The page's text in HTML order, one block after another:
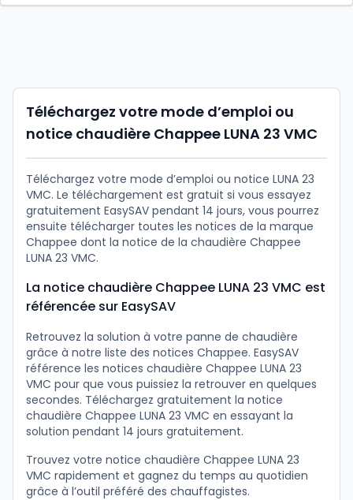
Téléchargez votre mode d’emploi ou
notice chaudière Chappee LUNA 23 VMC
Téléchargez votre mode d’emploi ou notice LUNA 23
VMC. Le téléchargement est gratuit si vous essayez
gratuitement EasySAV pendant 14 jours, vous pourrez
ensuite télécharger toutes les notices de la marque
Chappee dont la notice de la chaudière Chappee
LUNA 23 VMC.
La notice chaudière Chappee LUNA 23 VMC est
référencée sur EasySAV
Retrouvez la solution à votre panne de chaudière
grâce à notre liste des notices Chappee. EasySAV
référence les notices chaudière Chappee LUNA 23
VMC pour que vous puissiez la retrouver en quelques
secondes. Téléchargez gratuitement la notice
chaudière Chappee LUNA 23 VMC en essayant la
solution pendant 14 jours gratuitement.
Trouvez votre notice chaudière Chappee LUNA 23
VMC rapidement et gagnez du temps au quotidien
grâce à l’outil préféré des chauffagistes.